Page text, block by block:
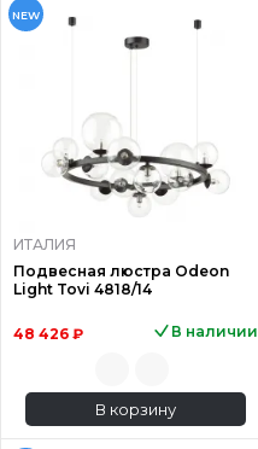
NEW
ИТАЛИЯ
Подвесная люстра Odeon
Light Tovi 4818/14
48 426 ₽ В наличии
В корзину